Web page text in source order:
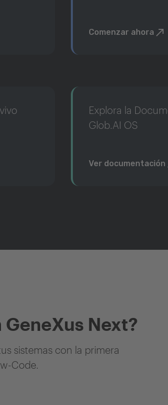
Comenzar ahora
Explora la
Glob.AI OS
Ver documentación
Next?
sistemas con la primera
Code.